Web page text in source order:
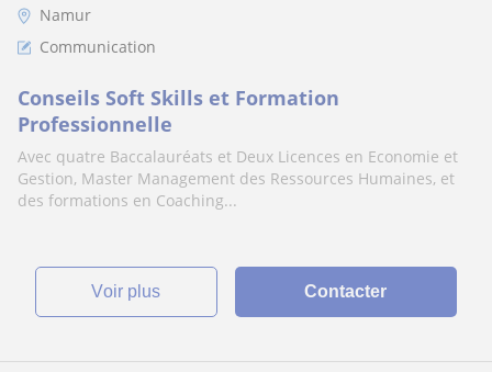
Namur
Communication
Conseils Soft Skills et Formation
Professionnelle
Avec quatre Baccalauréats et Deux Licences en Economie et
Gestion, Master Management des Ressources Humaines, et
des formations en Coaching...
voir plus Contacter